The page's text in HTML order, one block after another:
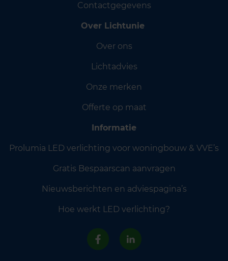
Contactgegevens
Over Lichtunie
Over ons
Lichtadvies
Onze merken
Offerte op maat
Informatie
Prolumia LED verlichting voor woningbouw & VVE’s
Gratis Bespaarscan aanvragen
Nieuwsberichten en adviespagina’s
Hoe werkt LED verlichting?